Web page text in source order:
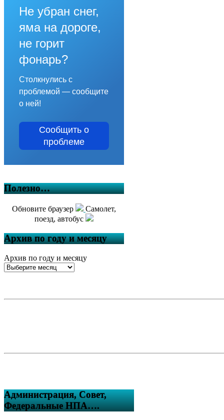
Не убран снег,
яма на дороге,
не горит
фонарь?
Столкнулись с
проблемой — сообщите
о ней!
Сообщить о
проблеме
Полезно…
Обновите браузер
Самолет,
поезд, автобус
Архив по году и месяцу
Архив по году и месяцу
Администрация, Совет,
Федеральные НПА….